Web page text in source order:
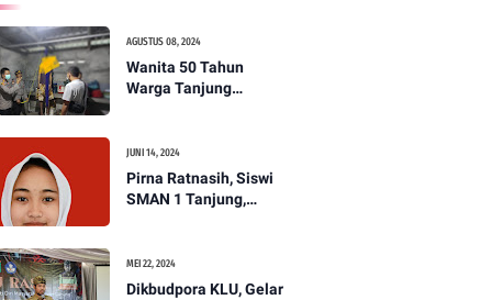
AGUSTUS 08, 2024
Wanita 50 Tahun
Warga Tanjung
JUNI 14, 2024
Pirna Ratnasih, Siswi
SMAN 1 Tanjung,
Paskibraka Tingkat
Nasional
MEI 22, 2024
Dikbudpora KLU, Gelar